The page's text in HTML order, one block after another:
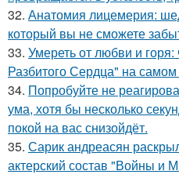
32. Анатомия лицемерия:
который вы не сможете
33. Умереть от любви и
Разбитого Сердца" на самом
34. Попробуйте не
ума, хотя бы несколько
покой на вас снизойдёт.
35. Сарик андреасян
актерский состав "Войны и